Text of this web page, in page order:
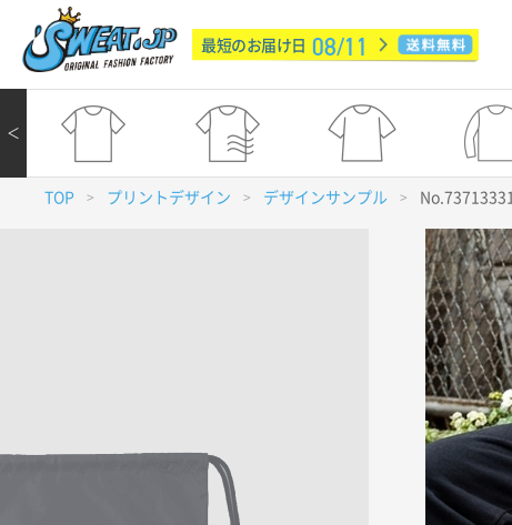
最短のお届け日 08/11
＜
TOP > プリントデザイン > デザインサンプル > No.73713331